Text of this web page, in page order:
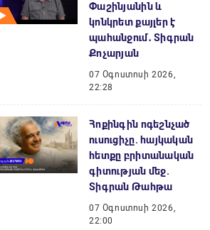
Փաշինյանին և
կոնկրետ քայլեր է
պահանջում․ Տիգրան
Քոչարյան
07 Օգոստոսի 2026,
22:28
Հոքինգին ոգեշնչած
ուսուցիչը. հայկական
հետքը բրիտանական
գիտության մեջ.
Տիգրան Թահթա
07 Օգոստոսի 2026,
22:00